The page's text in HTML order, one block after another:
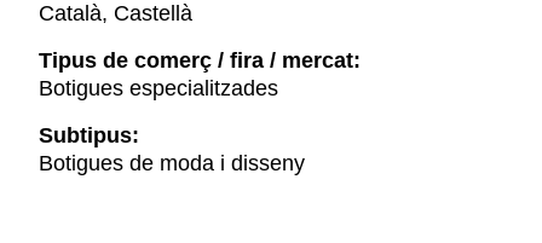
Català, Castellà
Tipus de comerç / fira / mercat:
Botigues especialitzades
Subtipus:
Botigues de moda i disseny